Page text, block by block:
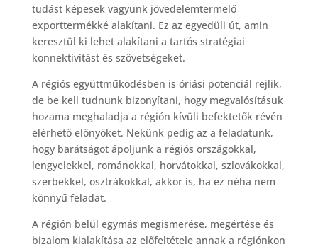
tudást képesek vagyunk jövedelemtermelő
exporttermékké alakítani. Ez az egyedüli út, amin
keresztül ki lehet alakítani a tartós stratégiai
konnektivitást és szövetségeket.
A régiós együttműködésben is óriási potenciál rejlik,
de be kell tudnunk bizonyítani, hogy megvalósításuk
hozama meghaladja a régión kívüli befektetők révén
elérhető előnyöket. Nekünk pedig az a feladatunk,
hogy barátságot ápoljunk a régiós országokkal,
lengyelekkel, románokkal, horvátokkal, szlovákokkal,
szerbekkel, osztrákokkal, akkor is, ha ez néha nem
könnyű feladat.
A régión belül egymás megismerése, megértése és
bizalom kialakítása az előfeltétele annak a régiónkon